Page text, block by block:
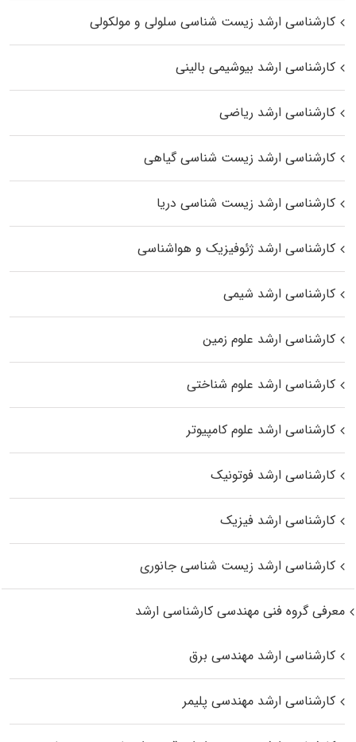
کارشناسی ارشد زیست شناسی سلولی و مولکولی
کارشناسی ارشد بیوشیمی بالینی
کارشناسی ارشد ریاضی
کارشناسی ارشد زیست‌ شناسی گیاهی
کارشناسی ارشد زیست‌ شناسی دریا
کارشناسی ارشد ژئوفیزیک و هواشناسی
کارشناسی ارشد شیمی
کارشناسی ارشد علوم زمین
کارشناسی ارشد علوم شناختی
کارشناسی ارشد علوم کامپیوتر
کارشناسی ارشد فوتونیک
کارشناسی ارشد فیزیک
کارشناسی ارشد زیست‌ شناسی جانوری
معرفی گروه فنی مهندسی کارشناسی ارشد
کارشناسی ارشد مهندسی برق
کارشناسی ارشد مهندسی پلیمر